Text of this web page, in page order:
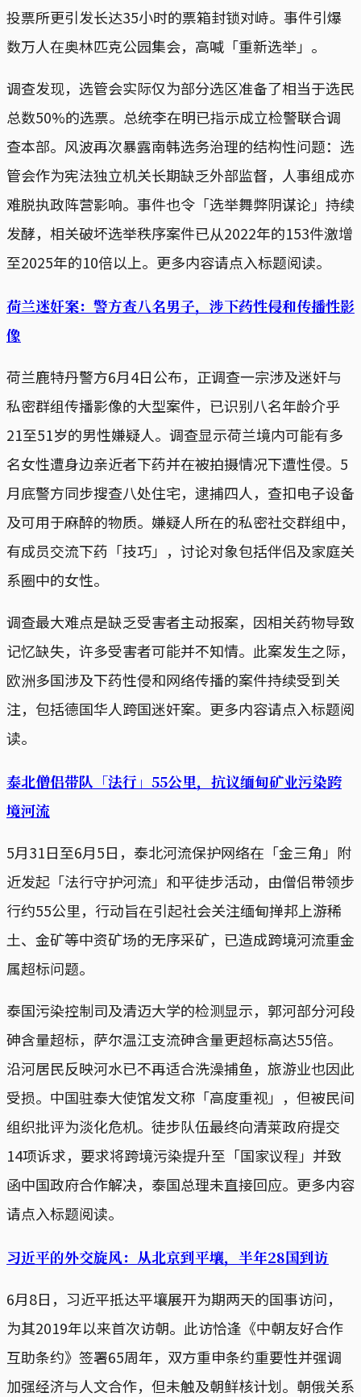
投票所更引发长达35小时的票箱封锁对峙。事件引爆
数万人在奥林匹克公园集会，高喊「重新选举」。
调查发现，选管会实际仅为部分选区准备了相当于选民
总数50%的选票。总统李在明已指示成立检警联合调
查本部。风波再次暴露南韩选务治理的结构性问题：选
管会作为宪法独立机关长期缺乏外部监督，人事组成亦
难脱执政阵营影响。事件也令「选举舞弊阴谋论」持续
发酵，相关破坏选举秩序案件已从2022年的153件激增
至2025年的10倍以上。更多内容请点入标题阅读。
荷兰迷奸案：警方查八名男子，涉下药性侵和传播性影
像
荷兰鹿特丹警方6月4日公布，正调查一宗涉及迷奸与
私密群组传播影像的大型案件，已识别八名年龄介乎
21至51岁的男性嫌疑人。调查显示荷兰境内可能有多
名女性遭身边亲近者下药并在被拍摄情况下遭性侵。5
月底警方同步搜查八处住宅，逮捕四人，查扣电子设备
及可用于麻醉的物质。嫌疑人所在的私密社交群组中，
有成员交流下药「技巧」，讨论对象包括伴侣及家庭关
系圈中的女性。
调查最大难点是缺乏受害者主动报案，因相关药物导致
记忆缺失，许多受害者可能并不知情。此案发生之际，
欧洲多国涉及下药性侵和网络传播的案件持续受到关
注，包括德国华人跨国迷奸案。更多内容请点入标题阅
读。
泰北僧侣带队「法行」55公里，抗议缅甸矿业污染跨
境河流
5月31日至6月5日，泰北河流保护网络在「金三角」附
近发起「法行守护河流」和平徒步活动，由僧侣带领步
行约55公里，行动旨在引起社会关注缅甸掸邦上游稀
土、金矿等中资矿场的无序采矿，已造成跨境河流重金
属超标问题。
泰国污染控制司及清迈大学的检测显示，郭河部分河段
砷含量超标，萨尔温江支流砷含量更超标高达55倍。
沿河居民反映河水已不再适合洗澡捕鱼，旅游业也因此
受损。中国驻泰大使馆发文称「高度重视」，但被民间
组织批评为淡化危机。徒步队伍最终向清莱政府提交
14项诉求，要求将跨境污染提升至「国家议程」并致
函中国政府合作解决，泰国总理未直接回应。更多内容
请点入标题阅读。
习近平的外交旋风：从北京到平壤，半年28国到访
6月8日，习近平抵达平壤展开为期两天的国事访问，
为其2019年以来首次访朝。此访恰逢《中朝友好合作
互助条约》签署65周年，双方重申条约重要性并强调
加强经济与人文合作，但未触及朝鲜核计划。朝俄关系